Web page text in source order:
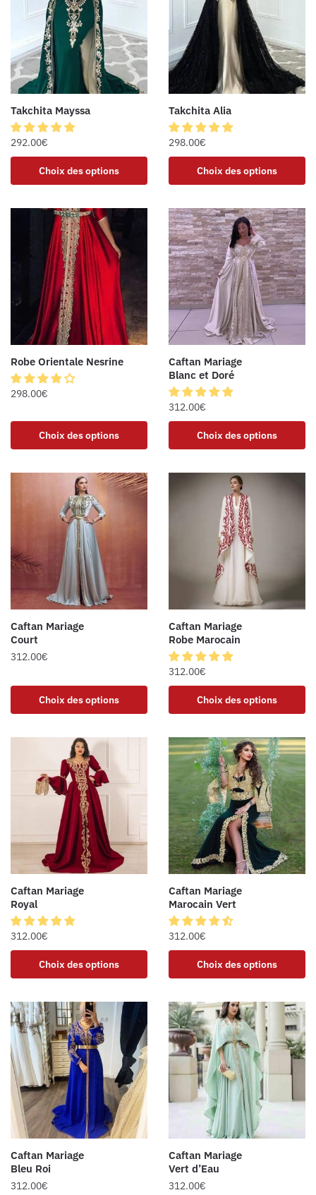
Takchita Mayssa
292.00€
Choix des options
Takchita Alia
298.00€
Choix des options
Robe Orientale Nesrine
298.00€
Choix des options
Caftan Mariage
Blanc et Doré
312.00€
Choix des options
Caftan Mariage
Court
312.00€
Choix des options
Caftan Mariage
Robe Marocain
312.00€
Choix des options
Caftan Mariage
Royal
312.00€
Choix des options
Caftan Mariage
Marocain Vert
312.00€
Choix des options
Caftan Mariage
Bleu Roi
312.00€
Caftan Mariage
Vert d’Eau
312.00€